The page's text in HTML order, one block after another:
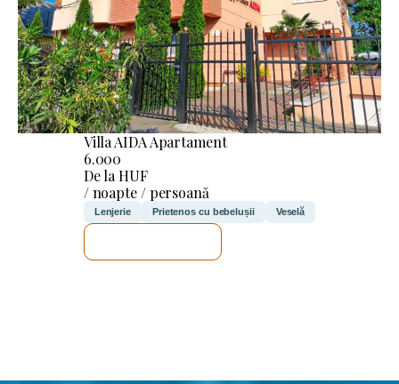
Villa AIDA Apartament
6.000
De la HUF
/ noapte / persoană
Lenjerie Prietenos cu bebelușii Veselă